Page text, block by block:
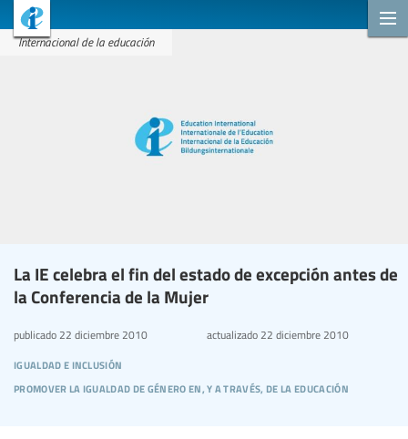
Internacional de la educación
La IE celebra el fin del estado de excepción antes de
la Conferencia de la Mujer
igualdad e inclusión
promover la igualdad de género en, y a través, de la educación
publicado 22 diciembre 2010 actualizado22 diciembre 2010